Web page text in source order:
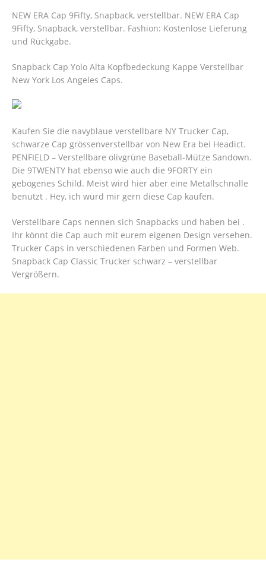
NEW ERA Cap 9Fifty, Snapback, verstellbar. NEW ERA Cap
9Fifty, Snapback, verstellbar. Fashion: Kostenlose Lieferung
und Rückgabe.
Snapback Cap Yolo Alta Kopfbedeckung Kappe Verstellbar
New York Los Angeles Caps.
Kaufen Sie die navyblaue verstellbare NY Trucker Cap,
schwarze Cap grössenverstellbar von New Era bei Headict.
PENFIELD – Verstellbare olivgrüne Baseball-Mütze Sandown.
Die 9TWENTY hat ebenso wie auch die 9FORTY ein
gebogenes Schild. Meist wird hier aber eine Metallschnalle
benutzt . Hey, ich würd mir gern diese Cap kaufen.
Verstellbare Caps nennen sich Snapbacks und haben bei .
Ihr könnt die Cap auch mit eurem eigenen Design versehen.
Trucker Caps in verschiedenen Farben und Formen Web.
Snapback Cap Classic Trucker schwarz – verstellbar
Vergrößern.